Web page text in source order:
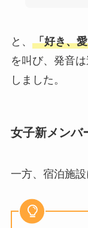
と、 「好き、
を叫び、発音
しました。
女子新メンバ
一方、宿泊施設